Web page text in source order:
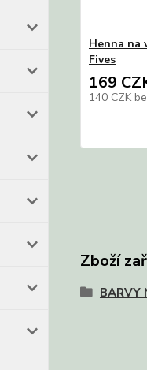
Henna na
Fives
169
140 CZK
Zboží
BARVY